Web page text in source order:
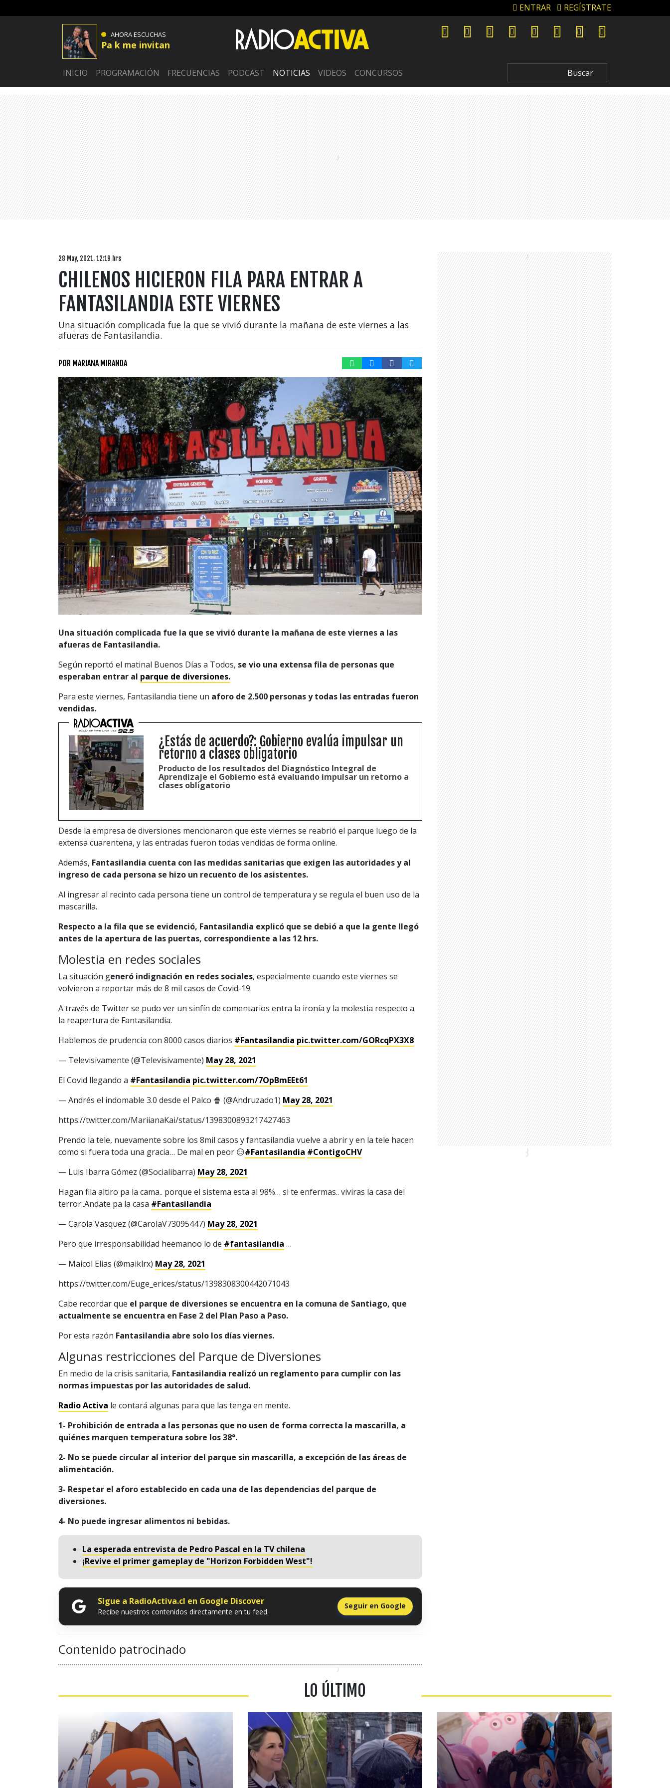
ENTRAR REGÍSTRATE
AHORA ESCUCHAS
Pa k me invitan
INICIO PROGRAMACIÓN FRECUENCIAS PODCAST NOTICIAS VIDEOS CONCURSOS
28 May, 2021. 12:19 hrs
CHILENOS HICIERON FILA PARA ENTRAR A
FANTASILANDIA ESTE VIERNES
Una situación complicada fue la que se vivió durante la mañana de este viernes a las
afueras de Fantasilandia.
POR MARIANA MIRANDA
Una situación complicada fue la que se vivió durante la mañana de este viernes a las
afueras de Fantasilandia.
Según reportó el matinal Buenos Días a Todos, se vio una extensa fila de personas que
esperaban entrar al parque de diversiones.
Para este viernes, Fantasilandia tiene un aforo de 2.500 personas y todas las entradas fueron
vendidas.
¿Estás de acuerdo?: Gobierno evalúa impulsar un
retorno a clases obligatorio
Producto de los resultados del Diagnóstico Integral de
Aprendizaje el Gobierno está evaluando impulsar un retorno a
clases obligatorio
Desde la empresa de diversiones mencionaron que este viernes se reabrió el parque luego de la
extensa cuarentena, y las entradas fueron todas vendidas de forma online.
Además, Fantasilandia cuenta con las medidas sanitarias que exigen las autoridades y al
ingreso de cada persona se hizo un recuento de los asistentes.
Al ingresar al recinto cada persona tiene un control de temperatura y se regula el buen uso de la
mascarilla.
Respecto a la fila que se evidenció, Fantasilandia explicó que se debió a que la gente llegó
antes de la apertura de las puertas, correspondiente a las 12 hrs.
Molestia en redes sociales
La situación generó indignación en redes sociales, especialmente cuando este viernes se
volvieron a reportar más de 8 mil casos de Covid-19.
A través de Twitter se pudo ver un sinfín de comentarios entra la ironía y la molestia respecto a
la reapertura de Fantasilandia.
Hablemos de prudencia con 8000 casos diarios #Fantasilandia pic.twitter.com/GORcqPX3X8
— Televisivamente (@Televisivamente) May 28, 2021
El Covid llegando a #Fantasilandia pic.twitter.com/7OpBmEEt61
— Andrés el indomable 3.0 desde el Palco 🍿 (@Andruzado1) May 28, 2021
https://twitter.com/MariianaKai/status/1398300893217427463
Prendo la tele, nuevamente sobre los 8mil casos y fantasilandia vuelve a abrir y en la tele hacen
como si fuera toda una gracia… De mal en peor 😑#Fantasilandia #ContigoCHV
— Luis Ibarra Gómez (@Socialibarra) May 28, 2021
Hagan fila altiro pa la cama.. porque el sistema esta al 98%… si te enfermas.. viviras la casa del
terror..Andate pa la casa #Fantasilandia
— Carola Vasquez (@CarolaV73095447) May 28, 2021
Pero que irresponsabilidad heemanoo lo de #fantasilandia …
— Maicol Elias (@maiklrx) May 28, 2021
https://twitter.com/Euge_erices/status/1398308300442071043
Cabe recordar que el parque de diversiones se encuentra en la comuna de Santiago, que
actualmente se encuentra en Fase 2 del Plan Paso a Paso.
Por esta razón Fantasilandia abre solo los días viernes.
Algunas restricciones del Parque de Diversiones
En medio de la crisis sanitaria, Fantasilandia realizó un reglamento para cumplir con las
normas impuestas por las autoridades de salud.
Radio Activa le contará algunas para que las tenga en mente.
1- Prohibición de entrada a las personas que no usen de forma correcta la mascarilla, a
quiénes marquen temperatura sobre los 38°.
2- No se puede circular al interior del parque sin mascarilla, a excepción de las áreas de
alimentación.
3- Respetar el aforo establecido en cada una de las dependencias del parque de
diversiones.
4- No puede ingresar alimentos ni bebidas.
La esperada entrevista de Pedro Pascal en la TV chilena
¡Revive el primer gameplay de "Horizon Forbidden West"!
Sigue a RadioActiva.cl en Google Discover
Recibe nuestros contenidos directamente en tu feed.
Seguir en Google
Contenido patrocinado
LO ÚLTIMO